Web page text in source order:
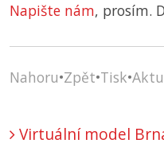
Napište nám, prosím.
Nahoru•Zpět•Tisk•
Virtuální model